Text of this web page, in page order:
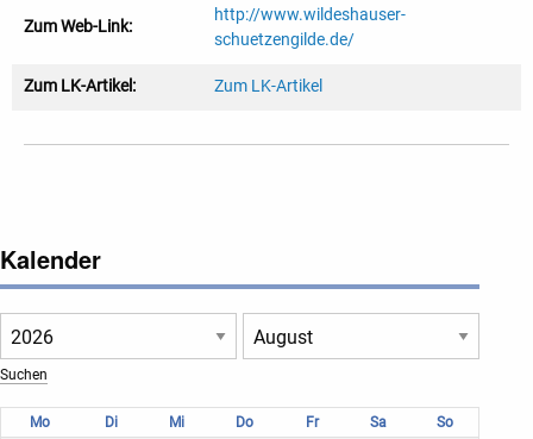
Zum Web-Link:
http://www.wildeshauser-
schuetzengilde.de/
Zum LK-Artikel: Zum LK-Artikel
Kalender
Mo Di Mi Do Fr Sa
So